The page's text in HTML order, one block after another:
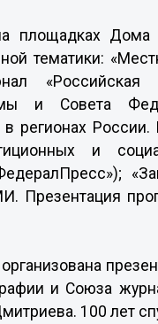
площадках Дома
тематики:
«Российская
и Совета
регионах
и
Презентация
и Союза
100 лет